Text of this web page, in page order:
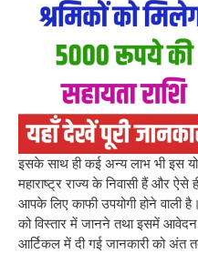
इसके साथ ही कई अन्य लाभ भी इस
महाराष्ट्र राज्य के निवासी हैं और
आपके लिए काफी उपयोगी होने
को विस्तार में जानने तथा इसमें
आर्टिकल में दी गई जानकारी को अंत